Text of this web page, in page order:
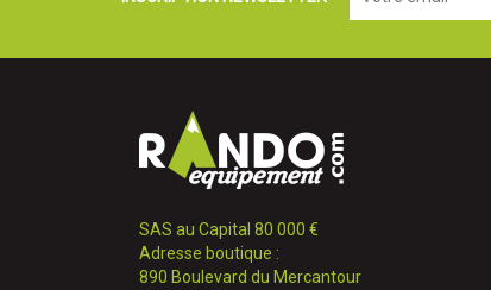
SAS au Capital 80 000 €
Adresse boutique :
890 Boulevard du Mercantour